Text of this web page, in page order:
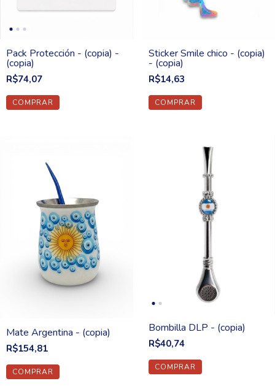
Pack Protección - (copia) -
(copia)
R$74,07
Sticker Smile chico - (copia)
- (copia)
R$14,63
Mate Argentina - (copia)
R$154,81
Bombilla DLP - (copia)
R$40,74